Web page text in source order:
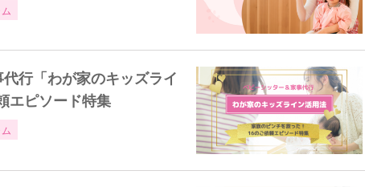
行「わが家のキッズライ
エピソード特集